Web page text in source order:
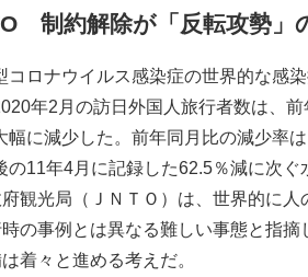
制約解除が「反転攻勢」
ロナウイルス感染症の世界的な感
年2月の訪日外国人旅行者数は、前
幅に減少した。前年同月比の減少率
の11年4月に記録した62.5％減に次ぐ
観光局（ＪＮＴＯ）は、世界的に人
の事例とは異なる難しい事態と指摘
着々と進める考えだ。